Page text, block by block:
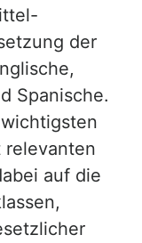
der
Spanische.
relevanten
auf die